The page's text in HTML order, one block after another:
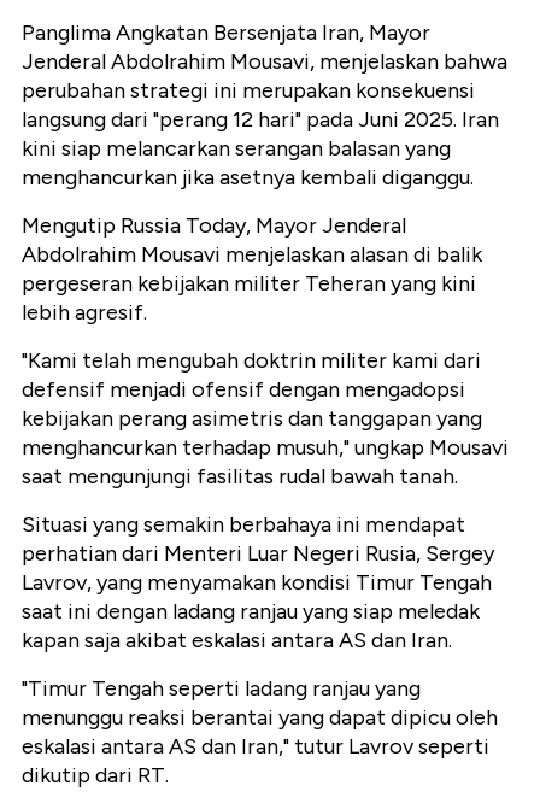
Panglima Angkatan Bersenjata Iran, Mayor
Jenderal Abdolrahim Mousavi, menjelaskan bahwa
perubahan strategi ini merupakan konsekuensi
langsung dari "perang 12 hari" pada Juni 2025. Iran
kini siap melancarkan serangan balasan yang
menghancurkan jika asetnya kembali diganggu.
Mengutip Russia Today, Mayor Jenderal
Abdolrahim Mousavi menjelaskan alasan di balik
pergeseran kebijakan militer Teheran yang kini
lebih agresif.
"Kami telah mengubah doktrin militer kami dari
defensif menjadi ofensif dengan mengadopsi
kebijakan perang asimetris dan tanggapan yang
menghancurkan terhadap musuh," ungkap Mousavi
saat mengunjungi fasilitas rudal bawah tanah.
Situasi yang semakin berbahaya ini mendapat
perhatian dari Menteri Luar Negeri Rusia, Sergey
Lavrov, yang menyamakan kondisi Timur Tengah
saat ini dengan ladang ranjau yang siap meledak
kapan saja akibat eskalasi antara AS dan Iran.
"Timur Tengah seperti ladang ranjau yang
menunggu reaksi berantai yang dapat dipicu oleh
eskalasi antara AS dan Iran," tutur Lavrov seperti
dikutip dari RT.